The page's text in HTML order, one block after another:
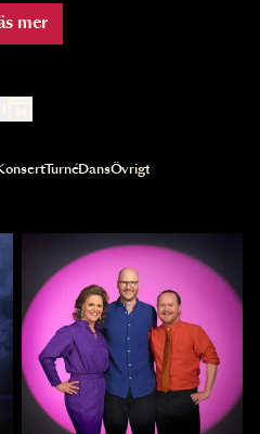
mer
automatiskt
TurnéDansÖvrigt